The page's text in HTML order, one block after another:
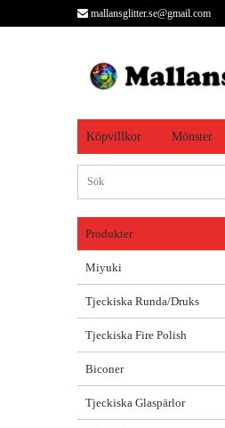
mallansglitter.se@gmail.com
Köpvillkor Mönster
Produkter
Miyuki
Tjeckiska Runda/Druks
Tjeckiska Fire Polish
Biconer
Tjeckiska Glaspärlor